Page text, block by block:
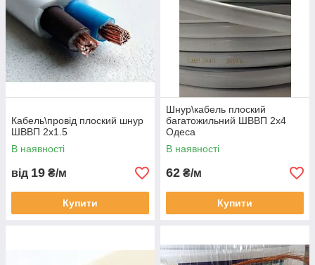
Кабель\провід плоский шнур
ШВВП 2х1.5
В наявності
від 19 ₴/м
Купити
Шнур\кабель плоский
багатожильний ШВВП 2х4
Одеса
В наявності
62 ₴/м
Купити